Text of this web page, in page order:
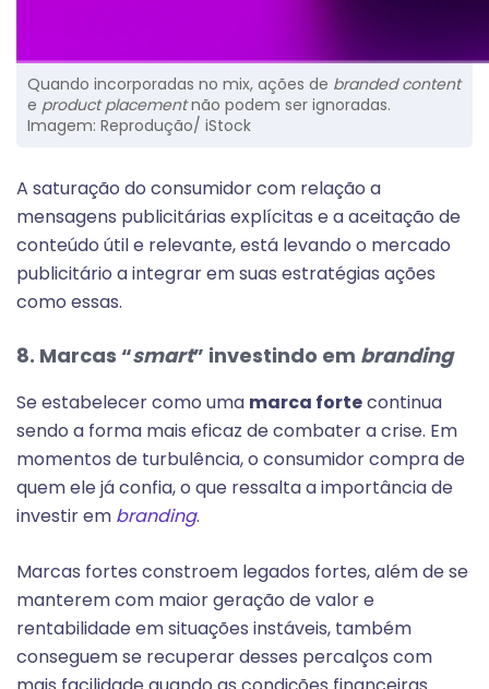
Quando incorporadas no mix, ações de branded content
e product placementnão podem ser ignoradas.
Imagem: Reprodução/ iStock
A saturação do consumidor com relação a
mensagens publicitárias explícitas e a aceitação de
conteúdo útil e relevante, está levando o mercado
publicitário a integrar em suas estratégias ações
como essas.
8. Marcas “smart” investindo em branding
Se estabelecer como uma marca fortecontinua
sendo a forma mais eficaz de combater a crise. Em
momentos de turbulência, o consumidor compra de
quem ele já confia, o que ressalta a importância de
investir em branding.
Marcas fortes constroem legados fortes, além de se
manterem com maior geração de valor e
rentabilidade em situações instáveis, também
conseguem se recuperar desses percalços com